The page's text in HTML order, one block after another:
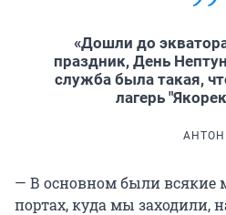
«Дошли до
праздник, День
служба была такая,
лагерь
АНТОН
— В основном были всякие
портах, куда мы заходили,